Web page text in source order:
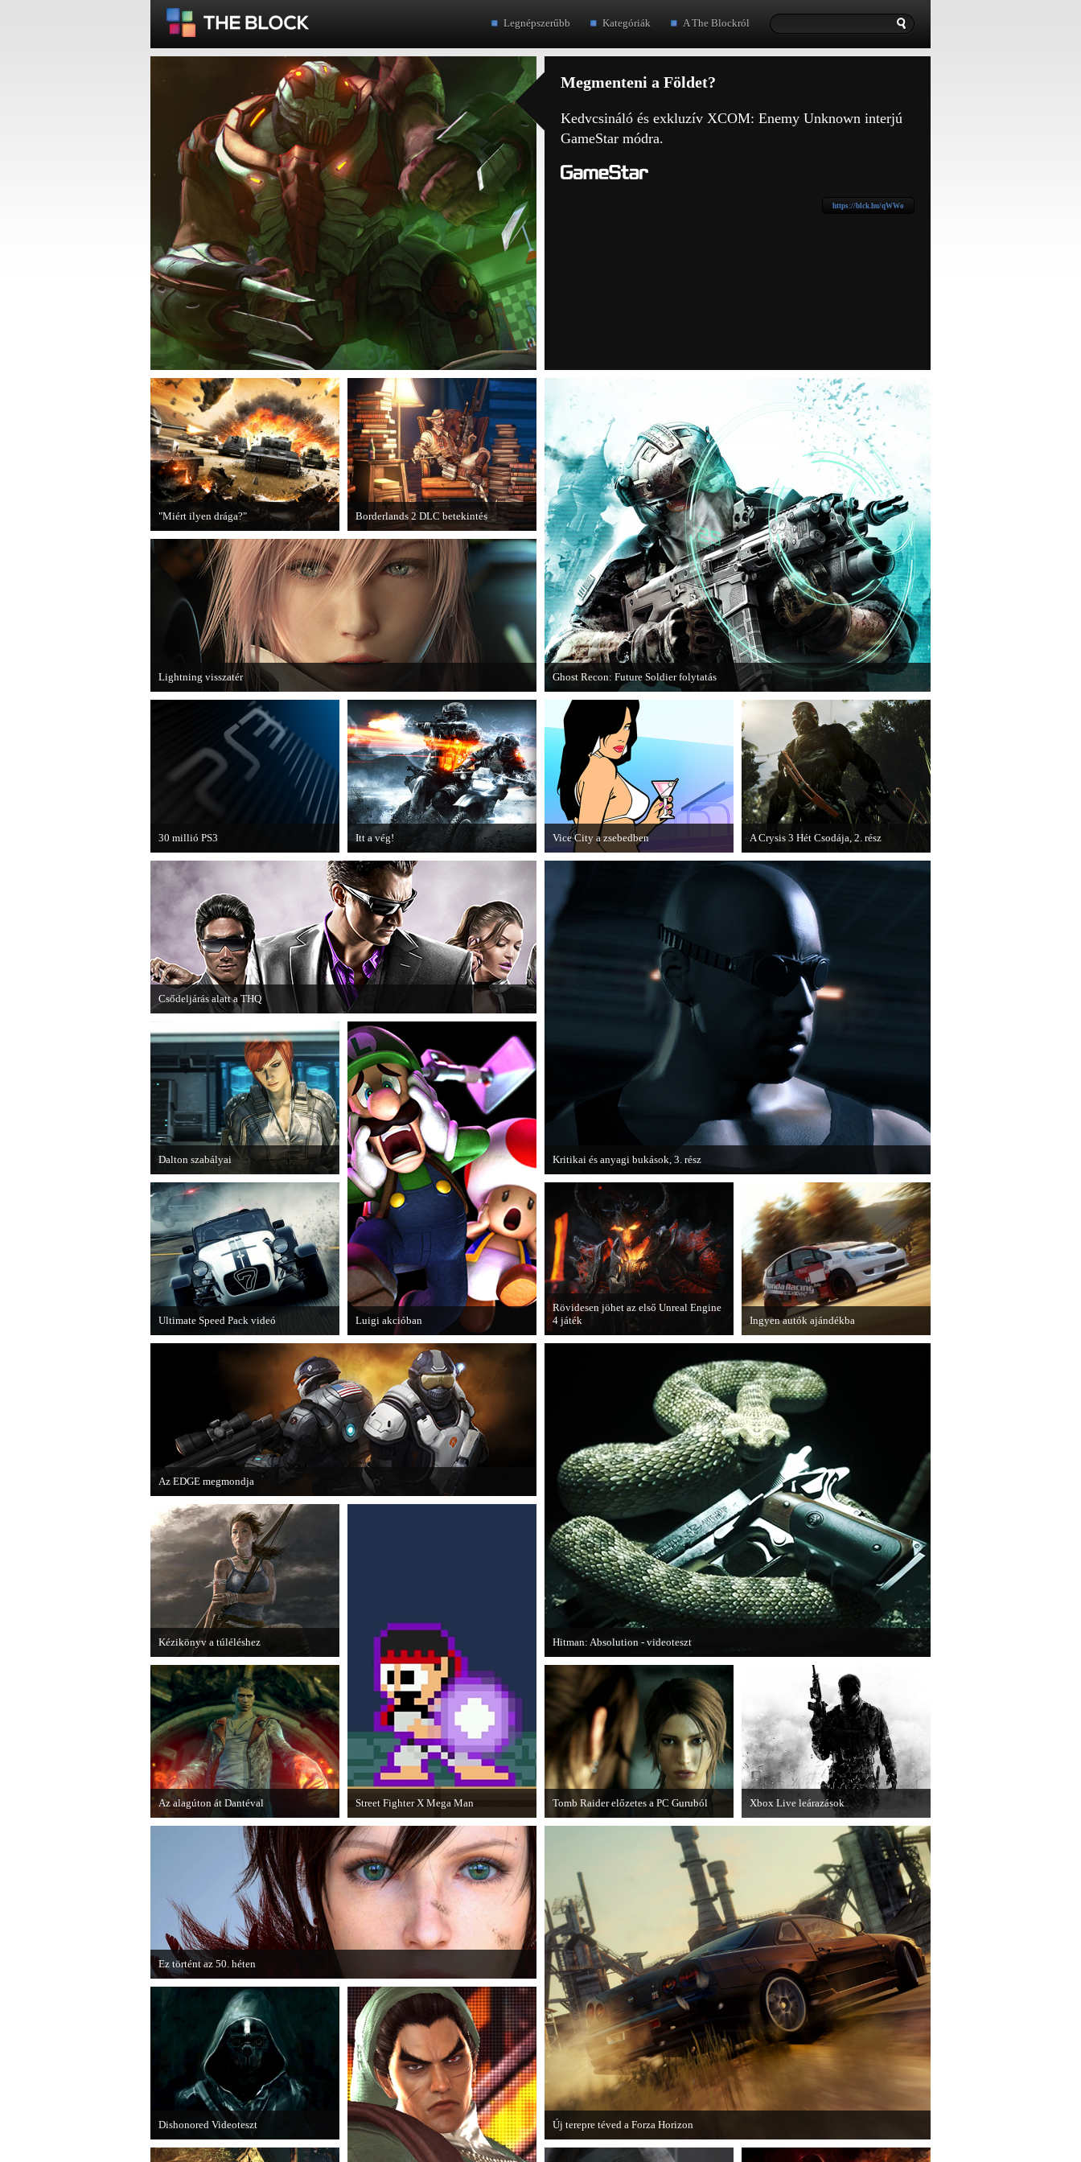
Legnépszerűbb Kategóriák A The Blockról
Megmenteni a Földet?
Kedvcsináló és exkluzív XCOM: Enemy Unknown interjú
GameStar módra.
"Miért ilyen drága?"
A PC Guru utánajárt, miért kerülnek
olyan sokba a AAA-kategóriás
videojátékok.
Borderlands 2 DLC betekintés
2013. januárjában érkezik a a Sir
Hammerlock's Big Game Hunt DLC a
Borderlands 2 játékhoz.
Ghost Recon: Future Soldier folytatás
Több jel is utal arra, hogy készülőben van a Ghost Recon: Future Soldier következő
epizódja.
Lightning visszatér
Megjött a Lightning Returns: Final Fantasy XIII című játék első hivatalos videója.
30 millió PS3
A PAL régióban a PS3 átlépte a 30
milliós eladott darabszámot.
Itt a vég!
Hamarosan minden infó kiderül a
Battlefield 3 utolsó, End Game
kiegészítőjéről.
Vice City a zsebedben
Editionről készített tesztet a PC Guru.
A Crysis 3 Hét Csodája, 2. rész
Megjelent a Crysis 3 videosorozat
második része, amely a The Hunt címet
Csődeljárás alatt a THQ
Egy újabb videojáték-kiadó került csődeljárás alá, aki nem más, mint a THQ.
Kritikai és anyagi bukások, 3. rész
A PC Guru "Kritikai és anyagi bukások" című cikksorozatának utolsó részét
olvashatjuk.
Dalton szabályai
Új videóval jelentkezik az Insomniac
Games játéka, a Fuse.
Luigi akcióban
A Nintendo 3DS-re készülő Luigi's
Mansion: Dark Moon újabb képeken
mutatja meg magát.
Ultimate Speed Pack videó
Már elérhető a Need for Speed Most
Wanted első nagyobb kiegészítő
Rövidesen jöhet az első Unreal Engine
4 játék
Epic Games legújabb motorját, az
Unreal Engine 4-et fogja használni.
Ingyen autók ajándékba
letölthető autókkal kedveskednek a
játékosok számára.
Az EDGE megmondja
Az egyik leghíresebb játékmagazin, az EDGE is elmondja, hogy szerinte melyek
voltak idén a legjobb játékok.
Hitman: Absolution - videoteszt
A PC Gurutól Bate és Chris mutatják be a legújabb Hitmant.
Kézikönyv a túléléshez
A Tomb Raider sem ússza meg a
manapság már kötelező videosorozatot.
Street Fighter X Mega Man
A Capcom ismert karakterei ismét
összecsapnak - ingyenesen letölthető a
Street Fighter X Mega Man.
Az alagúton át Dantéval
A Devil May Cry újragondolás új
játékmenet-videóval jelentkezik.
Tomb Raider előzetes a PC Guruból
A PC Guru friss számában több oldalon
olvashatunk az új Tomb Raiderről,
mely cikkből most egy részletet online
is közzétettek.
Xbox Live leárazások
December 18-án az Xbox Live
rendszerében is elkezdődnek a
karácsonyi akciózások.
Ez történt az 50. héten
A héten nagyot villantottak a japán fejlesztők. A Phamtom Pain mellett a Square Enix
techdemója is ütött.
Új terepre téved a Forza Horizon
Hamarosan megérkezik a Forza Horizon első nagyszabású kiegészítője, a Rally
Dishonored Videoteszt
Chris és Wilson bemutatja a 2012-es év